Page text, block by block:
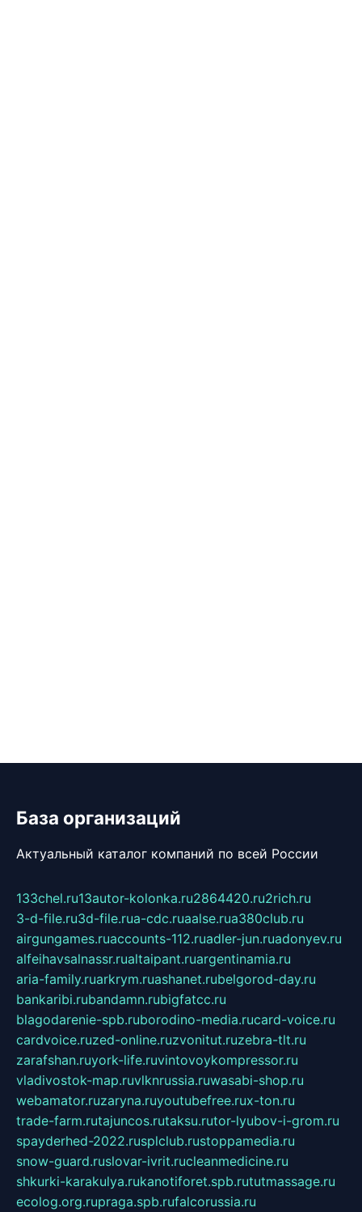
База организаций
Актуальный каталог компаний по всей России
133chel.ru13autor-kolonka.ru2864420.ru2rich.ru
3-d-file.ru3d-file.rua-cdc.ruaalse.rua380club.ru
airgungames.ruaccounts-112.ruadler-jun.ruadonyev.ru
alfeihavsalnassr.rualtaipant.ruargentinamia.ru
aria-family.ruarkrym.ruashanet.rubelgorod-day.ru
bankaribi.rubandamn.rubigfatcc.ru
blagodarenie-spb.ruborodino-media.rucard-voice.ru
cardvoice.ruzed-online.ruzvonitut.ruzebra-tlt.ru
zarafshan.ruyork-life.ruvintovoykompressor.ru
vladivostok-map.ruvlknrussia.ruwasabi-shop.ru
webamator.ruzaryna.ruyoutubefree.rux-ton.ru
trade-farm.rutajuncos.rutaksu.rutor-lyubov-i-grom.ru
spayderhed-2022.rusplclub.rustoppamedia.ru
snow-guard.ruslovar-ivrit.rucleanmedicine.ru
shkurki-karakulya.rukanotiforet.spb.rututmassage.ru
ecolog.org.rupraga.spb.rufalcorussia.ru